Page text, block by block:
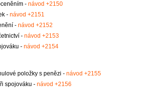
- návod +2150
- návod +2151
- návod +2152
- návod +2153
- návod +2154
položky s penězi - návod +2155
spojováku - návod +2156